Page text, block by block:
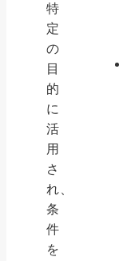
特
定
の
目
的
に
活
用
さ
れ、
条
件
を